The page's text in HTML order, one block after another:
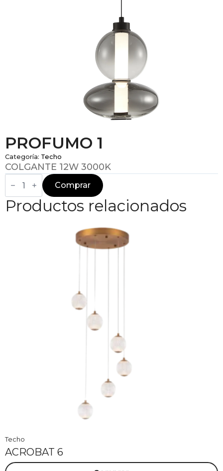
PROFUMO 1
Categoría: Techo
COLGANTE 12W 3000K
PROFUMO
Comprar
Productos relacionados
Techo
ACROBAT 6